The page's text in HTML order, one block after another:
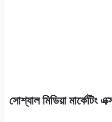
সোশ্যাল মিডিয়া মার্কেটিং